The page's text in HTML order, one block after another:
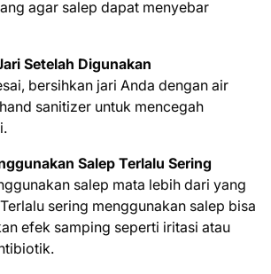
agar salep dapat menyebar
Setelah Digunakan
bersihkan jari Anda dengan air
sanitizer untuk mencegah
Salep Terlalu Sering
salep mata lebih dari yang
sering menggunakan salep bisa
efek samping seperti iritasi atau